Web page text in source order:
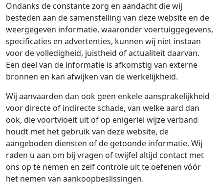
Ondanks de constante zorg en aandacht die wij
besteden aan de samenstelling van deze website en de
weergegeven informatie, waaronder voertuiggegevens,
specificaties en advertenties, kunnen wij niet instaan
voor de volledigheid, juistheid of actualiteit daarvan.
Een deel van de informatie is afkomstig van externe
bronnen en kan afwijken van de werkelijkheid.
Wij aanvaarden dan ook geen enkele aansprakelijkheid
voor directe of indirecte schade, van welke aard dan
ook, die voortvloeit uit of op enigerlei wijze verband
houdt met het gebruik van deze website, de
aangeboden diensten of de getoonde informatie. Wij
raden u aan om bij vragen of twijfel altijd contact met
ons op te nemen en zelf controle uit te oefenen vóór
het nemen van aankoopbeslissingen.